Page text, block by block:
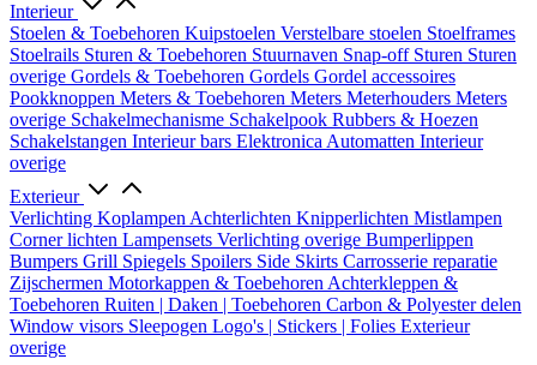
Interieur
Stoelen & Toebehoren Kuipstoelen Verstelbare stoelen Stoelframes
Stoelrails Sturen & Toebehoren Stuurnaven Snap-off Sturen Sturen
overige Gordels & Toebehoren Gordels Gordel accessoires
Pookknoppen Meters & Toebehoren Meters Meterhouders Meters
overige Schakelmechanisme Schakelpook Rubbers & Hoezen
Schakelstangen Interieur bars Elektronica Automatten Interieur
overige
Exterieur
Verlichting Koplampen Achterlichten Knipperlichten Mistlampen
Corner lichten Lampensets Verlichting overige Bumperlippen
Bumpers Grill Spiegels Spoilers Side Skirts Carrosserie reparatie
Zijschermen Motorkappen & Toebehoren Achterkleppen &
Toebehoren Ruiten | Daken | Toebehoren Carbon & Polyester delen
Window visors Sleepogen Logo's | Stickers | Folies Exterieur
overige